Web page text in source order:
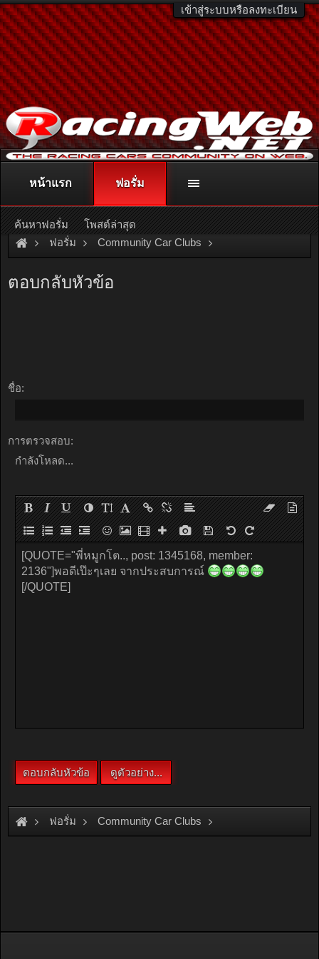
เข้าสู่ระบบหรือลงทะเบียน
ติดต่อลงโฆษณา racingweb@gmail.comหรือโทร. 081-811-1138
หรืออ่านรายละเอียดเพิ่มเติม คลิกที่นี่
ฟอรั่ม Community Car Clubs
ตอบกลับหัวข้อ
ชื่อ:
การตรวจสอบ:
กำลังโหลด...
ฟอรั่ม Community Car Clubs
หน้าแรก ฟอรั่ม
ค้นหาฟอรั่ม โพสต์ล่าสุด